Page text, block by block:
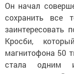
Он начал
сохранить все
заинтересовать
Кросби,
магнитофона 50
стала одним